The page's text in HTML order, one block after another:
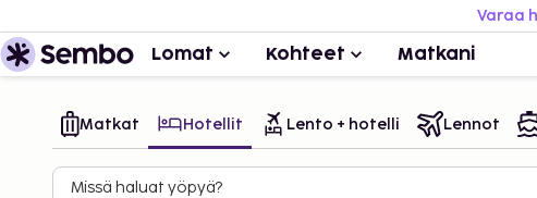
Varaa
Lomat Kohteet Matkani
Matkat Hotellit Lento + hotelli Lennot
Missä haluat yöpyä?